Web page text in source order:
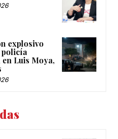
explosivo
policía
Luis Moya,